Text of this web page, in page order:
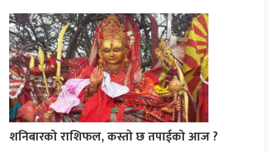
शनिबारको राशिफल, कस्तो छ तपाईको आज ?